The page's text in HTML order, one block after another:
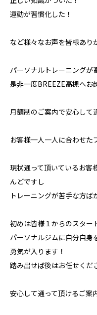
運動が習慣化した！
など様々なお声を皆様あり
パーソナルトレーニングが
是非一度BREEZE高槻へお
月額制のご案内で安心して
お客様一人一人に合わせた
現状通って頂いているお客
んどですし
トレーニングが苦手な方ば
初めは皆様１からのスター
パーソナルジムに自分自身
勇気が入ります！
踏み出せば後はお任せくだ
安心して通って頂けるご案